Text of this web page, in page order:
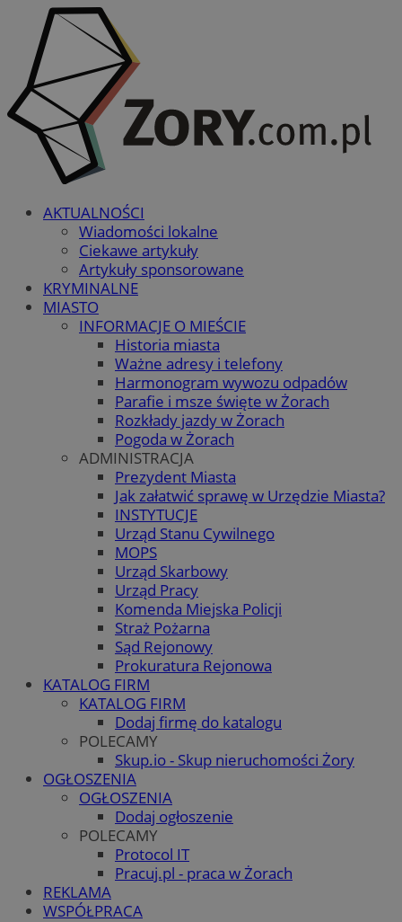
AKTUALNOŚCI
Wiadomości lokalne
Ciekawe artykuły
Artykuły sponsorowane
KRYMINALNE
MIASTO
INFORMACJE O MIEŚCIE
Historia miasta
Ważne adresy i telefony
Harmonogram wywozu odpadów
Parafie i msze święte w Żorach
Rozkłady jazdy w Żorach
Pogoda w Żorach
ADMINISTRACJA
Prezydent Miasta
Jak załatwić sprawę w Urzędzie Miasta?
INSTYTUCJE
Urząd Stanu Cywilnego
MOPS
Urząd Skarbowy
Urząd Pracy
Komenda Miejska Policji
Straż Pożarna
Sąd Rejonowy
Prokuratura Rejonowa
KATALOG FIRM
KATALOG FIRM
Dodaj firmę do katalogu
POLECAMY
Skup.io - Skup nieruchomości Żory
OGŁOSZENIA
OGŁOSZENIA
Dodaj ogłoszenie
POLECAMY
Protocol IT
Pracuj.pl - praca w Żorach
REKLAMA
WSPÓŁPRACA